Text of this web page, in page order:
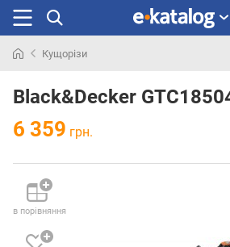
раніше
Кущорізи
Black&Decker
6 359 грн.
в порівняння